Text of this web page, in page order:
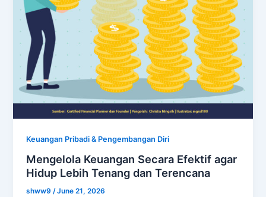
Keuangan Pribadi & Pengembangan Diri
Mengelola Keuangan Secara Efektif agar
Hidup Lebih Tenang dan Terencana
shww9/June 21, 2026